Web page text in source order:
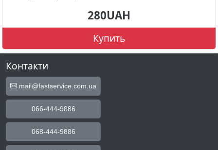
280UAH
Купить
Контакти
mail@fastservice.com.ua
066-444-9886
068-444-9886